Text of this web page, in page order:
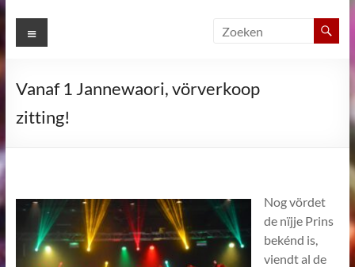
Menu
Vanaf 1 Jannewaori, vörverkoop
zitting!
Nog vördet
de nïjje Prins
bekénd is,
viendt al de